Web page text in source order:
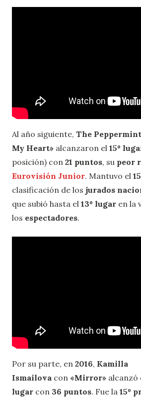
Al año siguiente, The
My Heart» alcanzaron el 15º
posición) con 21 puntos, su peor
Eurovisión Junior. Mantuvo el
clasificación de los jurados
que subió hasta el 13º lugar en la
los espectadores.
Por su parte, en 2016, Kamilla
Ismailova con «Mirror» alcanzó
lugar con 36 puntos. Fue la 15º